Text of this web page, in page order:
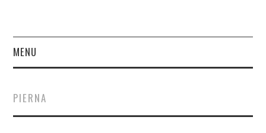
MENU
FINANCE
PIERNA